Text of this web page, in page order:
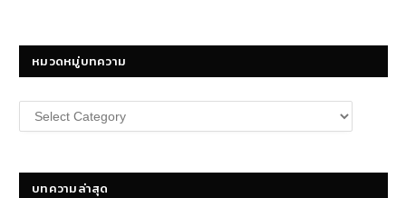
หมวดหมู่บทความ
หมวด
หมู่
บทความล่าสุด